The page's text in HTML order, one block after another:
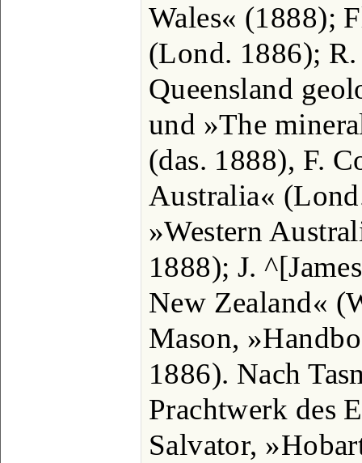
Wales« (1888);
(Lond. 1886);
Queensland
und »The
(das. 1888), F.
Australia«
»Western
1888); J.
New Zealand«
Mason,
1886). Nach
Prachtwerk des
Salvator,